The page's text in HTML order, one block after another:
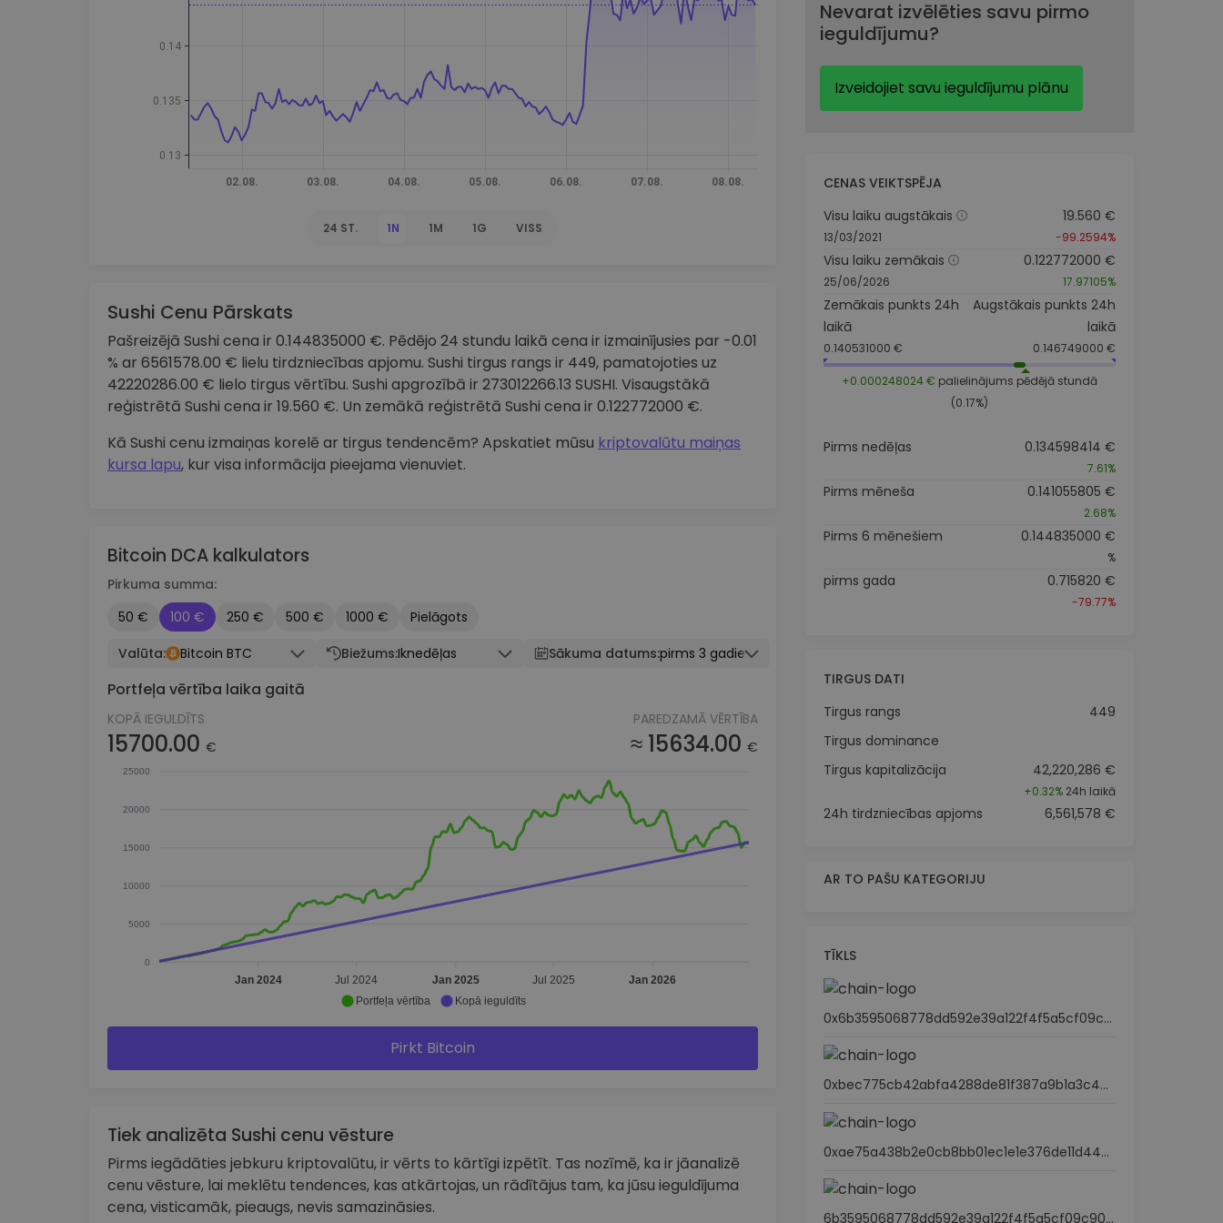
maks
24 ST. 1N 1M 1G VISS
Sushi Cenu Pārskats
Pašreizējā Sushi cena ir 0.144835000 €. Pēdējo 24 stundu laikā cena ir izmainījusies par -0.01
% ar 6561578.00 € lielu tirdzniecības apjomu. Sushi tirgus rangs ir 449, pamatojoties uz
42220286.00 € lielo tirgus vērtību. Sushi apgrozībā ir 273012266.13 SUSHI. Visaugstākā
reģistrētā Sushi cena ir 19.560 €. Un zemākā reģistrētā Sushi cena ir 0.122772000 €.
Kā Sushi cenu izmaiņas korelē ar tirgus tendencēm? Apskatiet mūsu kriptovalūtu maiņas
kursa lapu, kur visa informācija pieejama vienuviet.
Bitcoin DCA kalkulators
Pirkuma summa:
50 €
100 € 250 € 500 € 1000 €
Pielāgots
Valūta:
Bitcoin BTC Biežums:Iknedēļas Sākuma datums:pirms 3 gadiem
Portfeļa vērtība laika gaitā
KOPĀ IEGULDĪTS
15700.00 €
PAREDZAMĀ VĒRTĪBA
≈ 15634.00 €
25000
20000
15000
10000
5000
0
Jan 2024 Jul 2024 Jan 2025 Jul 2025 Jan 2026
Portfeļa vērtība Kopā ieguldīts
Pirkt Bitcoin
Tiek analizēta Sushi cenu vēsture
Pirms iegādāties jebkuru kriptovalūtu, ir vērts to kārtīgi izpētīt. Tas nozīmē, ka ir jāanalizē
cenu vēsture, lai meklētu tendences, kas atkārtojas, un rādītājus tam, ka jūsu ieguldījuma
cena, visticamāk, pieaugs, nevis samazināsies.
Nevarat izvēlēties savu pirmo
ieguldījumu?
Izveidojiet savu ieguldījumu plānu
CENAS VEIKTSPĒJA
Visu laiku augstākais
13/03/2021
19.560 €
-99.2594%
Visu laiku zemākais
25/06/2026
0.122772000 €
17.97105%
Zemākais punkts 24h
laikā
0.140531000 €
Augstākais punkts 24h
laikā
0.146749000 €
+0.000248024 € palielinājums pēdējā stundā
(0.17%)
Pirms nedēļas 0.134598414 €
7.61%
Pirms mēneša 0.141055805 €
2.68%
Pirms 6 mēnešiem 0.144835000 €
%
pirms gada 0.715820 €
-79.77%
TIRGUS DATI
Tirgus rangs
449
Tirgus dominance
Tirgus kapitalizācija
42,220,286 €
+0.32%24h laikā
24h tirdzniecības apjoms 6,561,578 €
AR TO PAŠU KATEGORIJU
TĪKLS
0x6b3595068778dd592e39a122f4f5a5cf09c90fe2
0xbec775cb42abfa4288de81f387a9b1a3c4bc552a
0xae75a438b2e0cb8bb01ec1e1e376de11d44477cc
6b3595068778dd592e39a122f4f5a5cf09c90fe2.factory.bridge.near